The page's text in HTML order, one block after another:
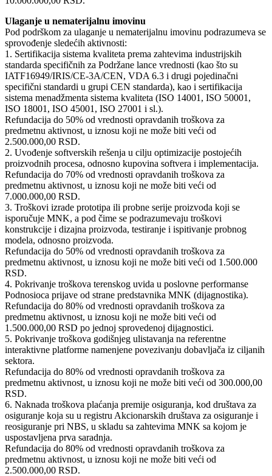
Ulaganje u nematerijalnu imovinu
Pod podrškom za ulaganje u nematerijalnu imovinu podrazumeva se
sprovođenje sledećih aktivnosti:
1. Sertifikacija sistema kvaliteta prema zahtevima industrijskih
standarda specifičnih za Podržane lance vrednosti (kao što su
IATF16949/IRIS/CE-3A/CEN, VDA 6.3 i drugi pojedinačni
specifični standardi u grupi CEN standarda), kao i sertifikacija
sistema menadžmenta sistema kvaliteta (ISO 14001, ISO 50001,
ISO 18001, ISO 45001, ISO 27001 i sl.).
Refundacija do 50% od vrednosti opravdanih troškova za
predmetnu aktivnost, u iznosu koji ne može biti veći od
2.500.000,00 RSD.
2. Uvođenje softverskih rešenja u cilju optimizacije postojećih
proizvodnih procesa, odnosno kupovina softvera i implementacija.
Refundacija do 70% od vrednosti opravdanih troškova za
predmetnu aktivnost, u iznosu koji ne može biti veći od
7.000.000,00 RSD.
3. Troškovi izrade prototipa ili probne serije proizvoda koji se
isporučuje MNK, a pod čime se podrazumevaju troškovi
konstrukcije i dizajna proizvoda, testiranje i ispitivanje probnog
modela, odnosno proizvoda.
Refundacija do 50% od vrednosti opravdanih troškova za
predmetnu aktivnost, u iznosu koji ne može biti veći od 1.500.000
RSD.
4. Pokrivanje troškova terenskog uvida u poslovne performanse
Podnosioca prijave od strane predstavnika MNK (dijagnostika).
Refundacija do 80% od vrednosti opravdanih troškova za
predmetnu aktivnost, u iznosu koji ne može biti veći od
1.500.000,00 RSD po jednoj sprovedenoj dijagnostici.
5. Pokrivanje troškova godišnjeg ulistavanja na referentne
interaktivne platforme namenjene povezivanju dobavljača iz ciljanih
sektora.
Refundacija do 80% od vrednosti opravdanih troškova za
predmetnu aktivnost, u iznosu koji ne može biti veći od 300.000,00
RSD.
6. Naknada troškova plaćanja premije osiguranja, kod društava za
osiguranje koja su u registru Akcionarskih društava za osiguranje i
reosiguranje pri NBS, u skladu sa zahtevima MNK sa kojom je
uspostavljena prva saradnja.
Refundacija do 80% od vrednosti opravdanih troškova za
predmetnu aktivnost, u iznosu koji ne može biti veći od
2.500.000,00 RSD.